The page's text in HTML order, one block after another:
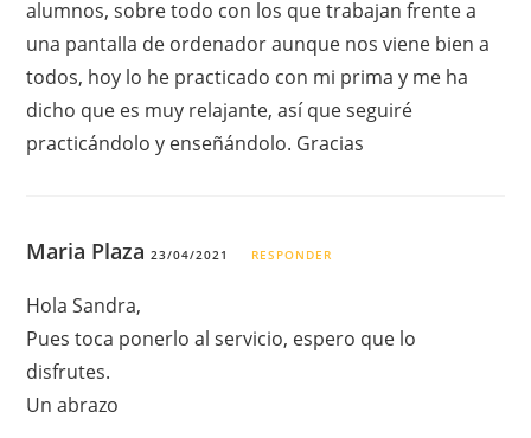
alumnos, sobre todo con los que trabajan frente a
una pantalla de ordenador aunque nos viene bien a
todos, hoy lo he practicado con mi prima y me ha
dicho que es muy relajante, así que seguiré
practicándolo y enseñándolo. Gracias
Maria Plaza23/04/2021 RESPONDER
Hola Sandra,
Pues toca ponerlo al servicio, espero que lo
disfrutes.
Un abrazo